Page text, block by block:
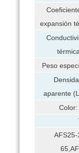
expansión
térmica
Peso
aparente
Color: